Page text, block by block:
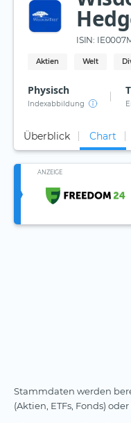
ISIN:
Aktien Welt
Physisch
Indexabbildung
Überblick Chart
ANZEIGE
Stammdaten werden
(Aktien, ETFs, Fonds)